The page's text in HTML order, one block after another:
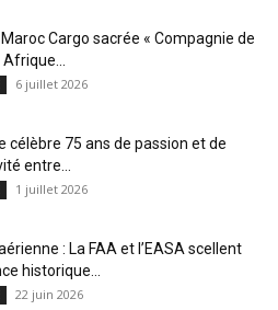
Cargo sacrée « Compagnie de
6 juillet 2026
célèbre 75 ans de passion et de
entre...
1 juillet 2026
: La FAA et l’EASA scellent
historique...
22 juin 2026